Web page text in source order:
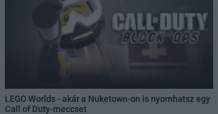
LEGO Worlds - akár a Nuketown-on is nyomhatsz egy
Call of Duty-meccset